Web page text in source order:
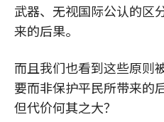
武器、无视国际公认的区
来的后果。
而且我们也看到这些原则
要而非保护平民所带来的
但代价何其之大？